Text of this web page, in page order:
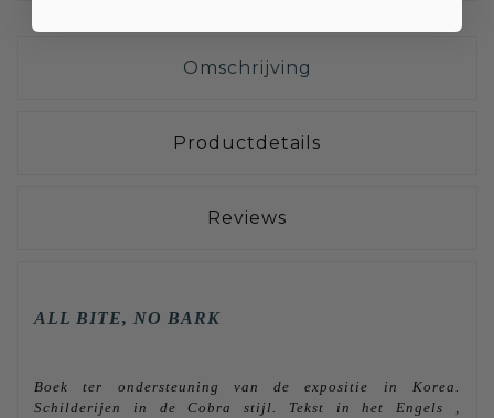
Omschrijving
Productdetails
Reviews
ALL BITE, NO BARK
Boek ter ondersteuning van de expositie in Korea.
Schilderijen in de Cobra stijl. Tekst in het Engels ,